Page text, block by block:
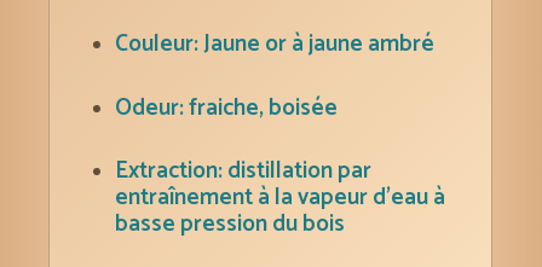
Couleur: Jaune or à jaune ambré
Odeur: fraiche, boisée
Extraction: distillation par
entraînement à la vapeur d’eau à
basse pression du bois